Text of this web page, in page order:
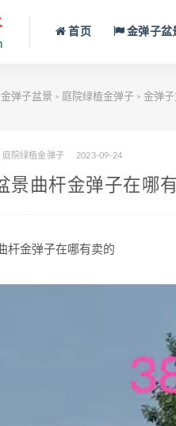
首页 金弹子盆
金弹子盆景 > 庭院绿植金弹子 > 金弹
庭院绿植金弹子 2023-09-24
景曲杆金弹子在哪
杆金弹子在哪有卖的